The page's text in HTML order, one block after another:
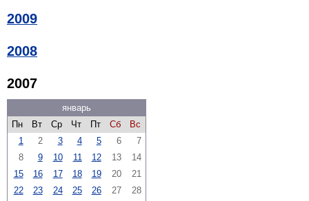
2009
2008
2007
январь
Пн
Вт Ср Чт Пт Сб
Вс
1
2 3 4 5 6
7
8
9 10 11 12 13
14
15
16 17 18 19 20
21
22
23 24 25 26 27
28